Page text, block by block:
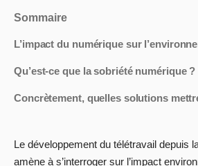
Sommaire
L’impact du numérique sur
Qu’est-ce que la sobriété numérique ?
Concrètement, quelles solutions
Le développement du télétravail depuis
amène à s’interroger sur l’impact